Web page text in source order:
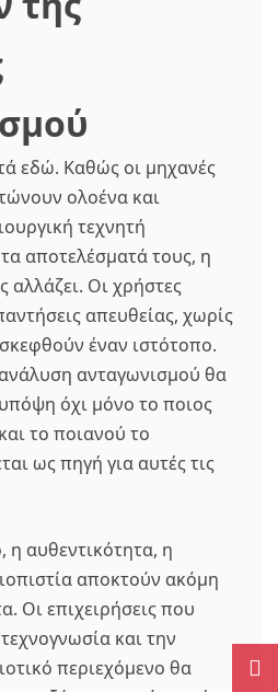
εδώ. Καθώς οι μηχανές
ολοένα και
τεχνητή
αποτελέσματά τους, η
αλλάζει. Οι χρήστες
απευθείας, χωρίς
έναν ιστότοπο.
ανταγωνισμού θα
όχι μόνο το ποιος
το ποιανού το
ως πηγή για αυτές τις
η αυθεντικότητα, η
αποκτούν ακόμη
Οι επιχειρήσεις που
και την
περιεχόμενο θα